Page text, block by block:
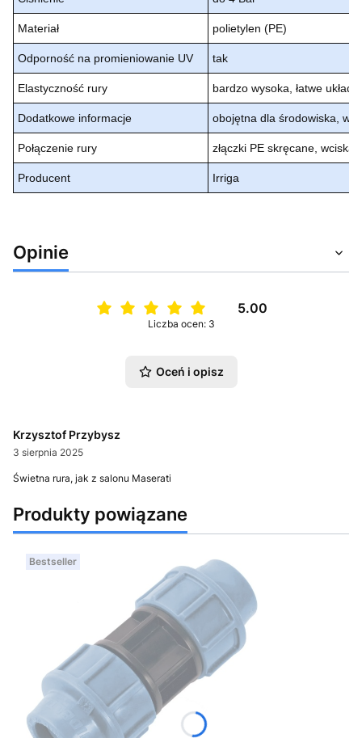
Materiał polietylen (PE)
Odporność na promieniowanie UV tak
Elastyczność rury bardzo wysoka, łatwe
Dodatkowe informacje obojętna dla środowiska,
Połączenie rury złączki PE skręcane,
Producent Irriga
Opinie
5.00
Liczba ocen: 3
Oceń i opisz
Krzysztof Przybysz
3 sierpnia 2025
Świetna rura, jak z salonu Maserati
Produkty powiązane
Bestseller